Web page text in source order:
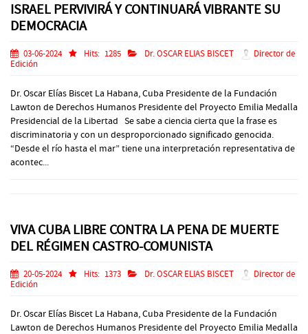
ISRAEL PERVIVIRÁ Y CONTINUARÁ VIBRANTE SU
DEMOCRACIA
03-06-2024 Hits: 1285 Dr. OSCAR ELIAS BISCET
Director de
Edición
Dr. Oscar Elías Biscet La Habana, Cuba Presidente de la Fundación
Lawton de Derechos Humanos Presidente del Proyecto Emilia Medalla
Presidencial de la Libertad Se sabe a ciencia cierta que la frase es
discriminatoria y con un desproporcionado significado genocida.
“Desde el río hasta el mar” tiene una interpretación representativa de
acontec...
VIVA CUBA LIBRE CONTRA LA PENA DE MUERTE
DEL RÉGIMEN CASTRO-COMUNISTA
20-05-2024 Hits: 1373 Dr. OSCAR ELIAS BISCET
Director de
Edición
Dr. Oscar Elías Biscet La Habana, Cuba Presidente de la Fundación
Lawton de Derechos Humanos Presidente del Proyecto Emilia Medalla